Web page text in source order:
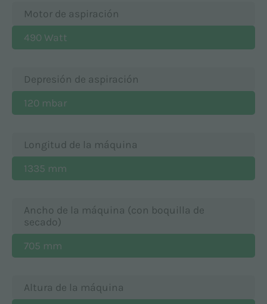
Motor de aspiración
490 Watt
Depresión de aspiración
120 mbar
Longitud de la máquina
1335 mm
Ancho de la máquina (con boquilla de
secado)
705 mm
Altura de la máquina